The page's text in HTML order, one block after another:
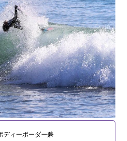
ディーボーダー兼